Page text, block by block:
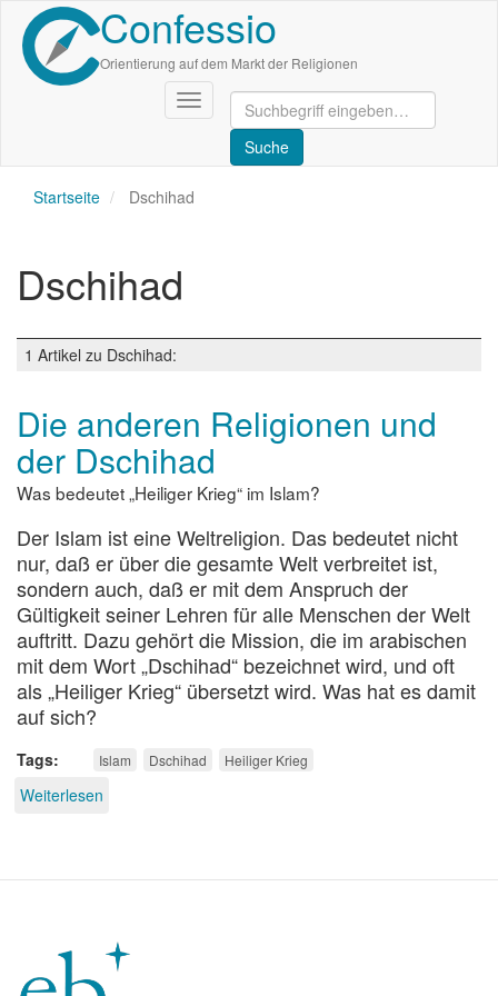
Direkt
zum
Inhalt
Confessio
Orientierung auf dem Markt der Religionen
Navigation
aktivieren/deaktivieren
Startseite Dschihad
Dschihad
1 Artikel zu Dschihad:
Die anderen Religionen und
der Dschihad
Was bedeutet „Heiliger Krieg“ im Islam?
Der Islam ist eine Weltreligion. Das bedeutet nicht
nur, daß er über die gesamte Welt verbreitet ist,
sondern auch, daß er mit dem Anspruch der
Gültigkeit seiner Lehren für alle Menschen der Welt
auftritt. Dazu gehört die Mission, die im arabischen
mit dem Wort „Dschihad“ bezeichnet wird, und oft
als „Heiliger Krieg“ übersetzt wird. Was hat es damit
auf sich?
Tags Islam Dschihad Heiliger Krieg
Weiterlesen
und